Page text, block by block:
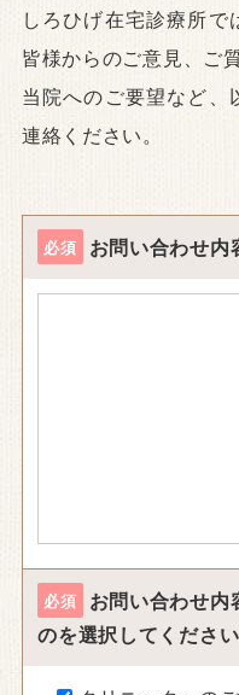
しろひげ在宅診療所で
皆様からのご意見、ご
当院へのご要望など、
連絡ください。
必須 お問い合わせ内
必須
お問い合わせ内
のを選択してください